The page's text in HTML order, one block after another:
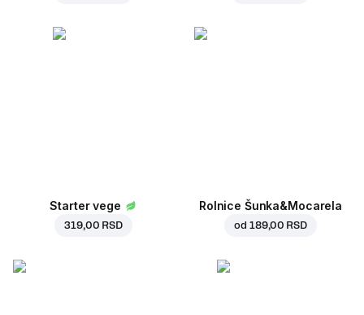
Starter vege
319,00 RSD
Rolnice Šunka&Mocarela
od 189,00 RSD